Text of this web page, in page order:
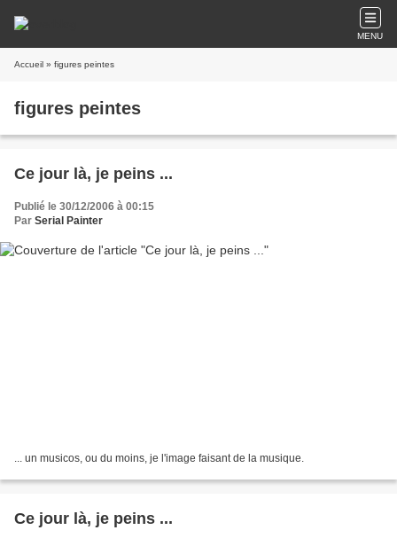
MENU
Accueil » figures peintes
figures peintes
Ce jour là, je peins ...
Publié le 30/12/2006 à 00:15
Par Serial Painter
... un musicos, ou du moins, je l'image faisant de la musique.
Ce jour là, je peins ...